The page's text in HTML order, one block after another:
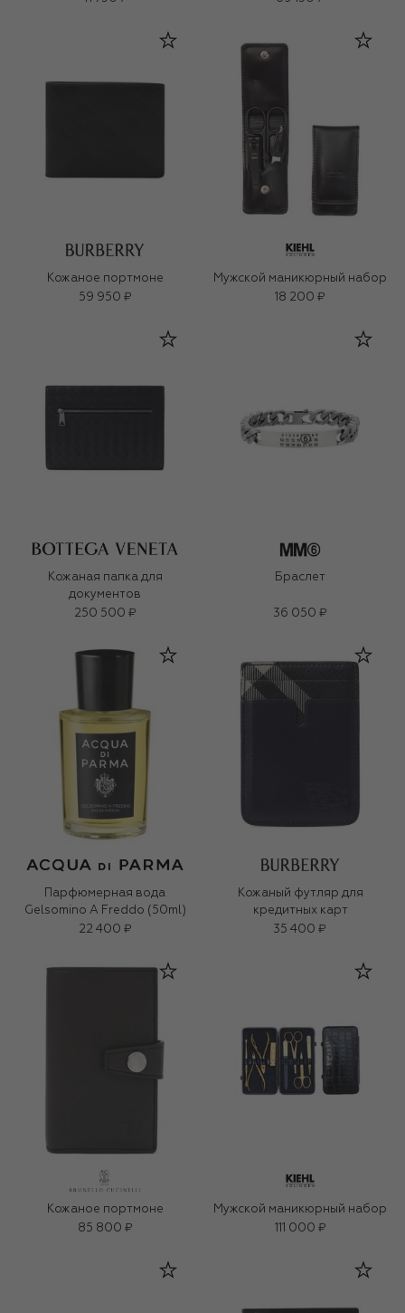
Кожаное портмоне
59 950 ₽
Мужской маникюрный набор
18 200 ₽
Кожаная папка для
документов
250 500 ₽
Браслет
36 050 ₽
Парфюмерная вода
Gelsomino A Freddo (50ml)
22 400 ₽
Кожаный футляр для
кредитных карт
35 400 ₽
Кожаное портмоне
85 800 ₽
Мужской маникюрный набор
111 000 ₽